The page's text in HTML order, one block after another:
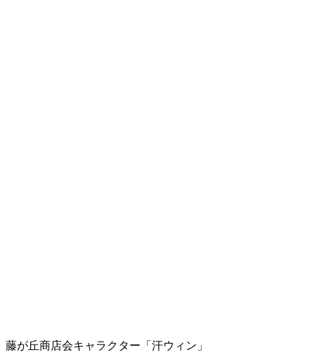
藤が丘商店会キャラクター「汗ウィン」